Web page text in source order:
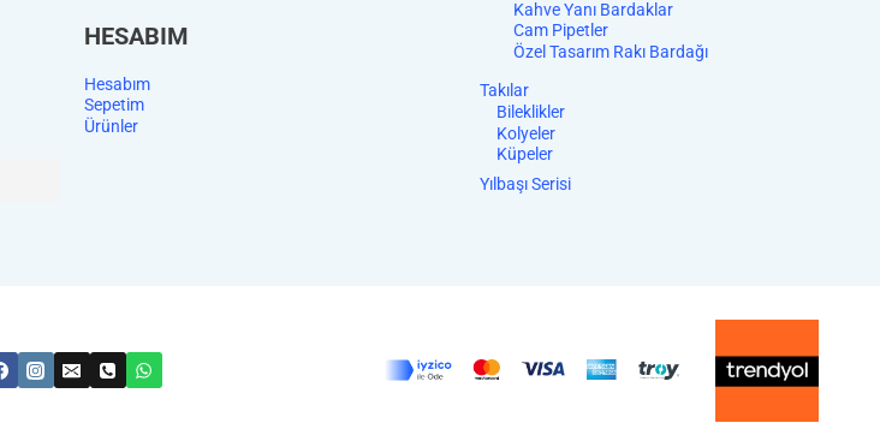
HESABIM
Hesabım
Sepetim
Ürünler
Kahve Yanı Bardaklar
Cam Pipetler
Özel Tasarım Rakı Bardağı
Takılar
Bileklikler
Kolyeler
Küpeler
Yılbaşı Serisi